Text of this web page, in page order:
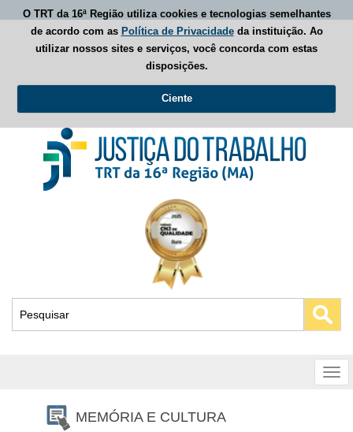
O TRT da 16ª Região utiliza cookies e tecnologias semelhantes
de acordo com as Política de Privacidadeda instituição. Ao
utilizar nossos sites e serviços, você concorda com estas
disposições.
Ciente
MEMÓRIA E CULTURA